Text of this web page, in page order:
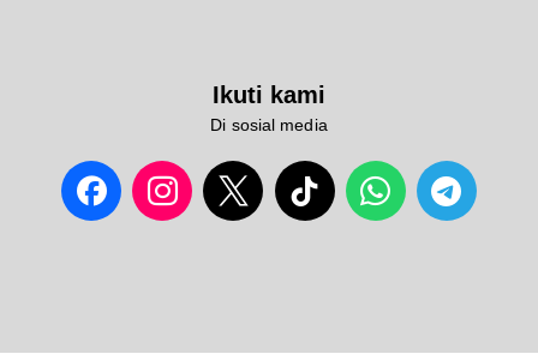
Ikuti kami
Di sosial media